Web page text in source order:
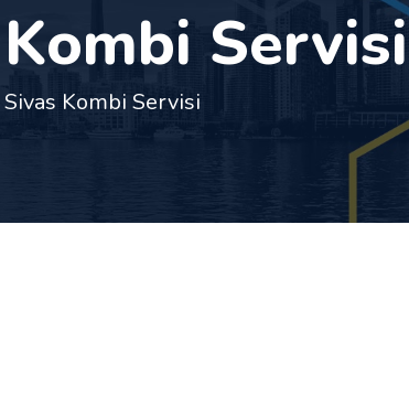
Servisi
Kombi Servisi